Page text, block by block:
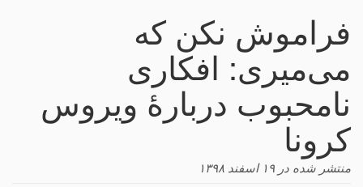
فراموش نکن که
می‌میری: افکاری
نامحبوب دربارهٔ ویروس
کرونا
منتشر شده در ۱۹ اسفند ۱۳۹۸